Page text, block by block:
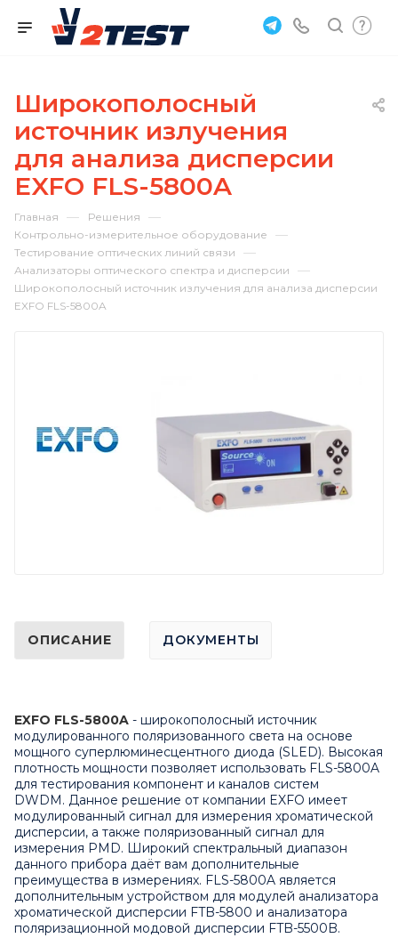
Широкополосный
источник излучения
для анализа дисперсии
EXFO FLS-5800A
Главная — Решения —
Контрольно-измерительное оборудование —
Тестирование оптических линий связи —
Анализаторы оптического спектра и дисперсии —
Широкополосный источник излучения для анализа дисперсии
EXFO FLS-5800A
ОПИСАНИЕ ДОКУМЕНТЫ
EXFO FLS-5800A - широкополосный источник
модулированного поляризованного света на основе
мощного суперлюминесцентного диода (SLED). Высокая
плотность мощности позволяет использовать FLS-5800A
для тестирования компонент и каналов систем
DWDM. Данное решение от компании EXFO имеет
модулированный сигнал для измерения хроматической
дисперсии, а также поляризованный сигнал для
измерения PMD. Широкий спектральный диапазон
данного прибора даёт вам дополнительные
преимущества в измерениях. FLS-5800A является
дополнительным устройством для модулей анализатора
хроматической дисперсии FTB-5800 и анализатора
поляризационной модовой дисперсии FTB-5500B.